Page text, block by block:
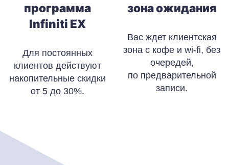
программа
Infiniti EX
Для постоянных
клиентов действуют
накопительные скидки
от 5 до 30%.
зона ожидания
Вас ждет клиентская
зона с кофе и wi-fi, без
очередей,
по предварительной
записи.